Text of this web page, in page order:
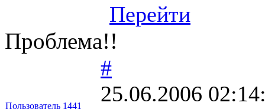
Перейти
Проблема!!
Пользователь 1441
#
25.06.2006